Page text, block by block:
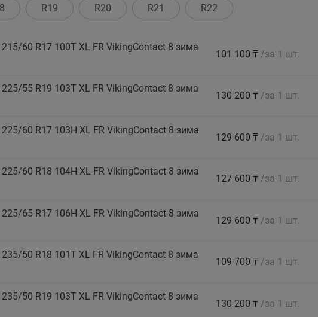
R19 R20 R21 R22
60 R17 100T XL FR VikingContact 8 зима
101 100 ₸ /за 1 шт.
55 R19 103T XL FR VikingContact 8 зима
130 200 ₸ /за 1 шт.
60 R17 103H XL FR VikingContact 8 зима
129 600 ₸ /за 1 шт.
60 R18 104H XL FR VikingContact 8 зима
127 600 ₸ /за 1 шт.
65 R17 106H XL FR VikingContact 8 зима
129 600 ₸ /за 1 шт.
50 R18 101T XL FR VikingContact 8 зима
109 700 ₸ /за 1 шт.
50 R19 103T XL FR VikingContact 8 зима
130 200 ₸ /за 1 шт.